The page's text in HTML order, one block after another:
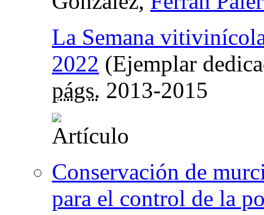
La Semana
2022 (Ejemplar
págs. 2013-2015
Conservación de
para el control de la